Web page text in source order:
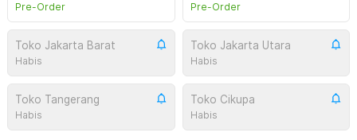
Pre-Order Pre-Order
Toko Jakarta Barat
Habis
Toko Jakarta Utara
Habis
Toko Tangerang
Habis
Toko Cikupa
Habis